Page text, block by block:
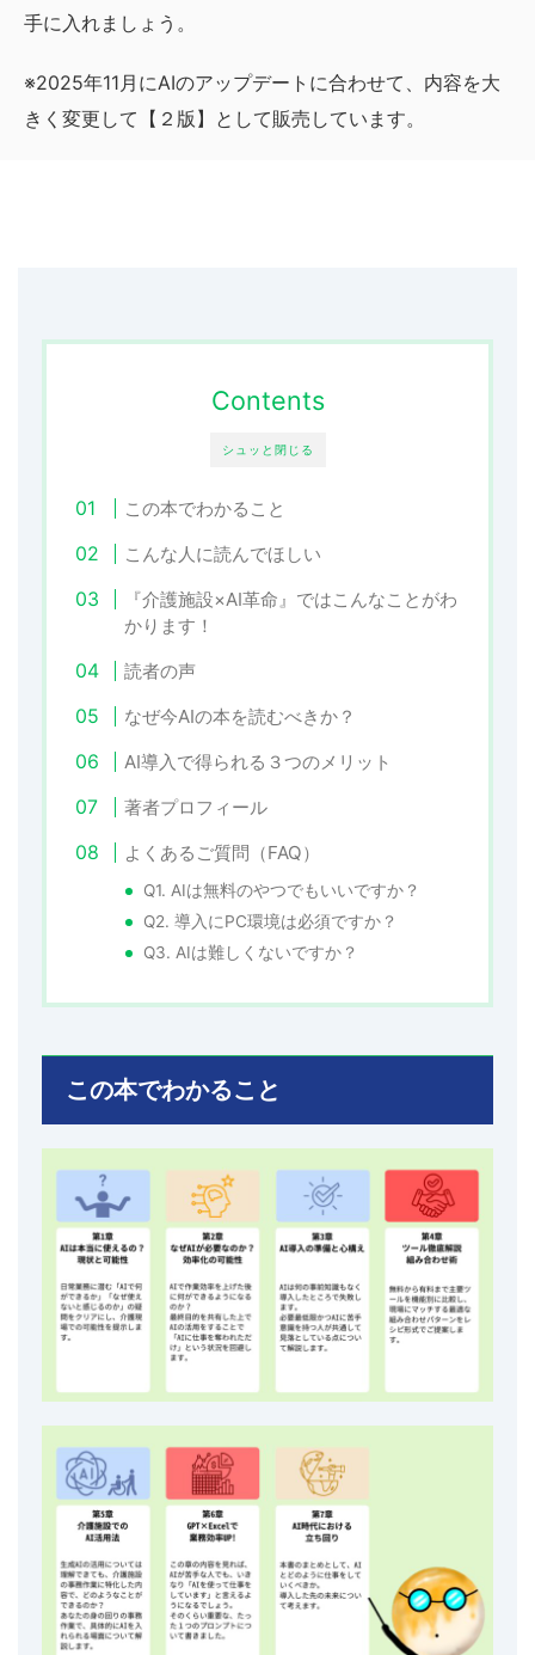
手に入れましょう。
※2025年11月にAIのアップデートに合わせて、内容を大
きく変更して【２版】として販売しています。
シュッと閉じる
Contents
この本でわかること
こんな人に読んでほしい
『介護施設×AI革命』ではこんなことがわ
かります！
読者の声
なぜ今AIの本を読むべきか？
AI導入で得られる３つのメリット
著者プロフィール
よくあるご質問（FAQ）
Q1. AIは無料のやつでもいいですか？
Q2. 導入にPC環境は必須ですか？
Q3. AIは難しくないですか？
この本でわかること